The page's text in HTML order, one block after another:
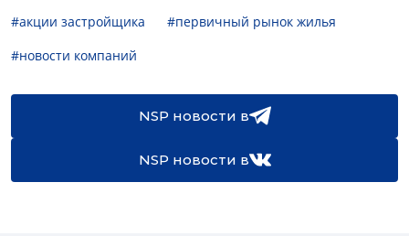
#акции застройщика
#первичный рынок жилья
#новости компаний
NSP новости в
NSP новости в